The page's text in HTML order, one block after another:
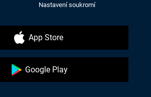
Nastavení soukromí
App Store
Google Play